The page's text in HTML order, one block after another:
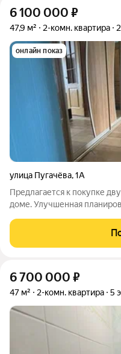
6 100 000 ₽
47,9 м² 2-комн. квартира
онлайн показ
улица Пугачёва,1А
Предлагается к покупке
доме. Улучшенная
Окна квартиры выходят на
ремонт, состояние
6 700 000 ₽
47 м² 2-комн. квартира 5